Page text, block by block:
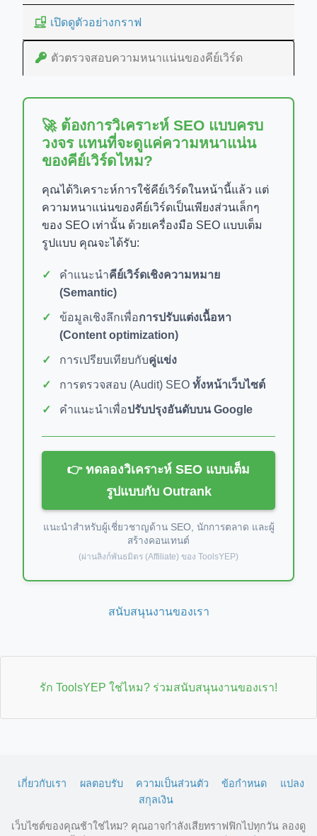
เปิดดูตัวอย่างกราฟ
ตัวตรวจสอบความหนาแน่นของคีย์เวิร์ด
🚀 ต้องการวิเคราะห์ SEO แบบครบ
วงจร แทนที่จะดูแค่ความหนาแน่น
ของคีย์เวิร์ดไหม?
คุณได้วิเคราะห์การใช้คีย์เวิร์ดในหน้านี้แล้ว แต่
ความหนาแน่นของคีย์เวิร์ดเป็นเพียงส่วนเล็กๆ
ของ SEO เท่านั้น ด้วยเครื่องมือ SEO แบบเต็ม
รูปแบบ คุณจะได้รับ:
คำแนะนำคีย์เวิร์ดเชิงความหมาย
(Semantic)
ข้อมูลเชิงลึกเพื่อการปรับแต่งเนื้อหา
(Content optimization)
การเปรียบเทียบกับคู่แข่ง
การตรวจสอบ (Audit) SEO ทั้งหน้าเว็บไซต์
คำแนะนำเพื่อปรับปรุงอันดับบน Google
👉 ทดลองวิเคราะห์ SEO แบบเต็ม
รูปแบบกับ Outrank
แนะนำสำหรับผู้เชี่ยวชาญด้าน SEO, นักการตลาด และผู้
สร้างคอนเทนต์
(ผ่านลิงก์พันธมิตร (Affiliate) ของ ToolsYEP)
สนับสนุนงานของเรา
รัก ToolsYEP ใช่ไหม? ร่วมสนับสนุนงานของเรา!
เกี่ยวกับเรา ผลตอบรับ ความเป็นส่วนตัว ข้อกำหนด
แปลง
สกุลเงิน
เว็บไซต์ของคุณช้าใช่ไหม? คุณอาจกำลังเสียทราฟฟิกไปทุกวัน ลองดู